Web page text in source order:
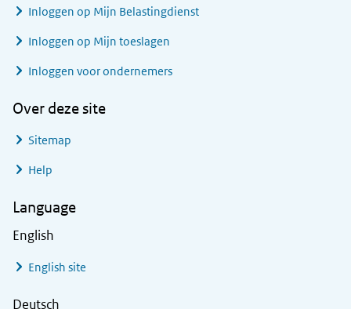
Inloggen op Mijn Belastingdienst
Inloggen op Mijn toeslagen
Inloggen voor ondernemers
Over deze site
Sitemap
Help
Language
English
English site
Deutsch